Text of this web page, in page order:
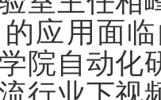
应用面
院自动化